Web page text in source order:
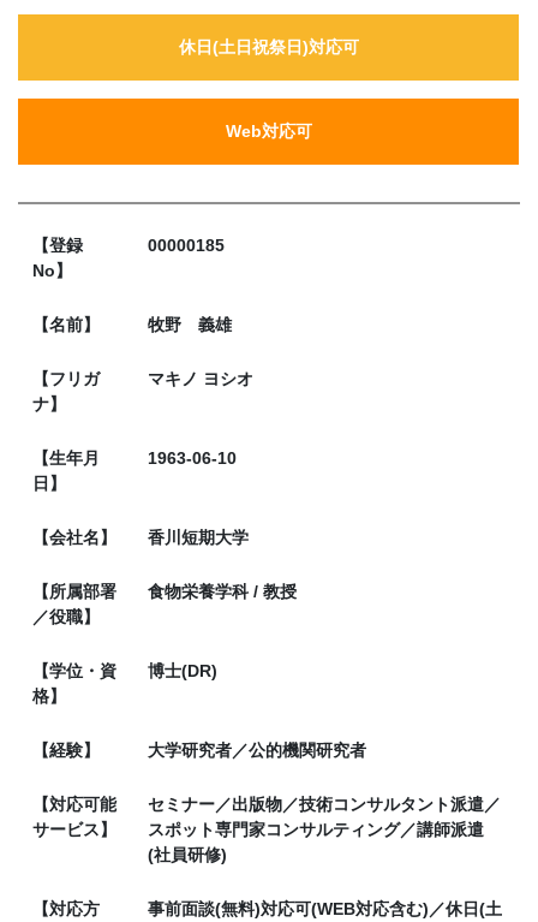
休日(土日祝祭日)対応可
Web対応可
【登録
No】
00000185
【名前】 牧野 義雄
【フリガ
ナ】
マキノ ヨシオ
【生年月
日】
1963-06-10
【会社名】 香川短期大学
【所属部署
／役職】
食物栄養学科 / 教授
【学位・資
格】
博士(DR)
【経験】 大学研究者／公的機関研究者
【対応可能
サービス】
セミナー／出版物／技術コンサルタント派遣／
スポット専門家コンサルティング／講師派遣
(社員研修)
【対応方
事前面談(無料)対応可(WEB対応含む)／休日(土